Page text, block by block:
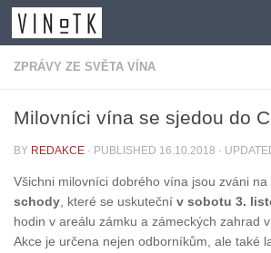
Skip to content
ZPRÁVY ZE SVĚTA VÍNA
Milovníci vína se sjedou do
BY REDAKCE · PUBLISHED 16.10.2018 ·
Všichni milovníci dobrého vína jsou zváni na
schody, které se uskuteční v sobotu 3.
hodin v areálu zámku a zámeckých zahrad v
Akce je určena nejen odborníkům, ale také